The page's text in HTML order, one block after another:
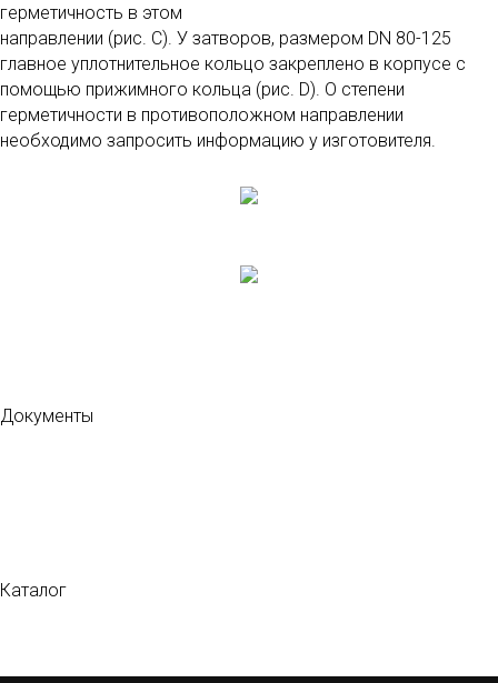
герметичность в этом
направлении (рис. C). У затворов, размером DN 80-125
главное уплотнительное кольцо закреплено в корпусе с
помощью прижимного кольца (рис. D). О степени
герметичности в противоположном направлении
необходимо запросить информацию у изготовителя.
Документы
Каталог